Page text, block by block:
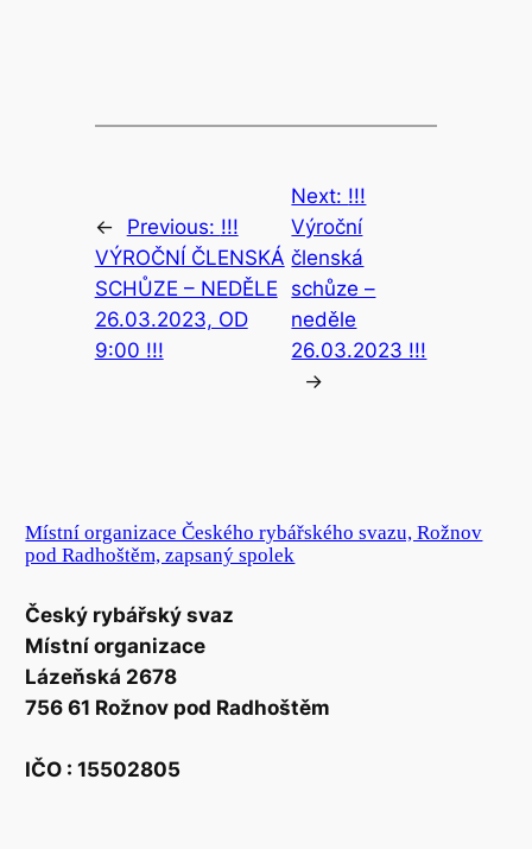
← Previous: !!!
VÝROČNÍ ČLENSKÁ
SCHŮZE – NEDĚLE
26.03.2023, OD
9:00 !!!
Next: !!!
Výroční
členská
schůze –
neděle
26.03.2023 !!!
→
Místní organizace Českého rybářského svazu, Rožnov
pod Radhoštěm, zapsaný spolek
Český rybářský svaz
Místní organizace
Lázeňská 2678
756 61 Rožnov pod Radhoštěm
IČO : 15502805